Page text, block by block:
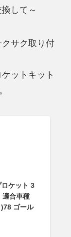
して～
サク取り付
ットキット
ケット 3
適合車種
ゴール